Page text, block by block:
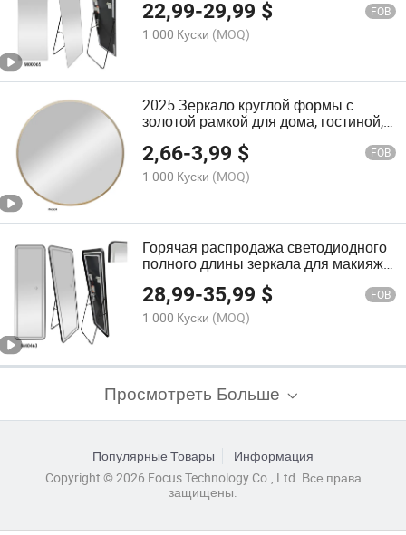
22,99-29,99 $ FOB
1 000 Куски (MOQ)
2025 Зеркало круглой формы с
золотой рамкой для дома, гостиной,
2,66-3,99 $ FOB
1 000 Куски (MOQ)
Горячая распродажа светодиодного
полного длины зеркала для макияжа,
стоящего на полу, для дома и
магазина
28,99-35,99 $ FOB
1 000 Куски (MOQ)
Просмотреть Больше
Популярные Товары
Информация
Copyright © 2026 Focus Technology Co., Ltd. Все права
защищены.